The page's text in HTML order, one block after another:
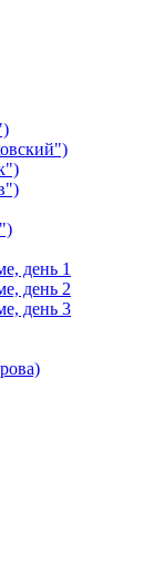
день 1
день 2
день 3